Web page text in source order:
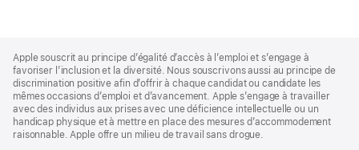
Footer
Apple souscrit au principe d’égalité d’accès à l’emploi et s’engage à
favoriser l’inclusion et la diversité. Nous souscrivons aussi au principe de
discrimination positive afin d’offrir à chaque candidat ou candidate les
mêmes occasions d’emploi et d’avancement. Apple s’engage à travailler
avec des individus aux prises avec une déficience intellectuelle ou un
handicap physique et à mettre en place des mesures d’accommodement
raisonnable. Apple offre un milieu de travail sans drogue.